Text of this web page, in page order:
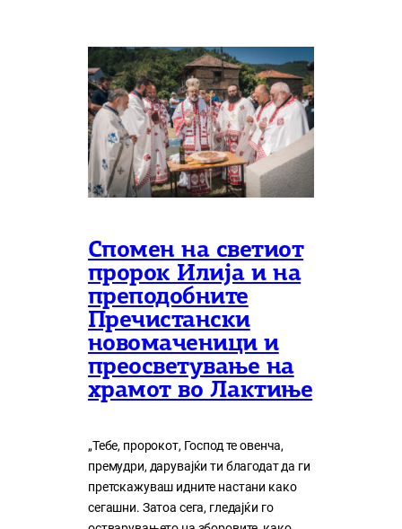
Спомен на светиот
пророк Илија и на
преподобните
Пречистански
новомаченици и
преосветување на
храмот во Лактиње
„Тебе, пророкот, Господ те овенча,
премудри, дарувајќи ти благодат да ги
претскажуваш идните настани како
сегашни. Затоа сега, гледајќи го